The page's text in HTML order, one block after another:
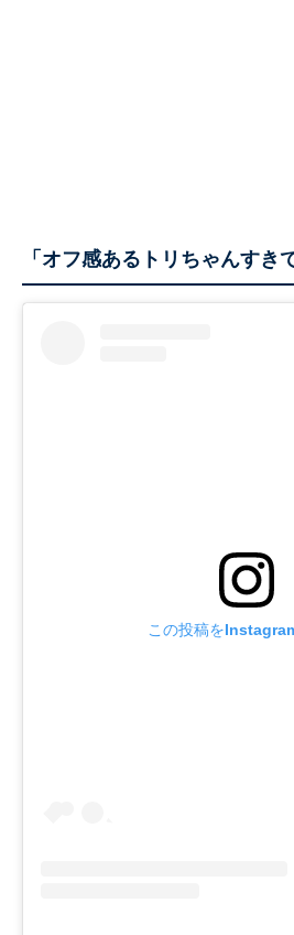
「オフ感あるトリちゃんすき
この投稿を